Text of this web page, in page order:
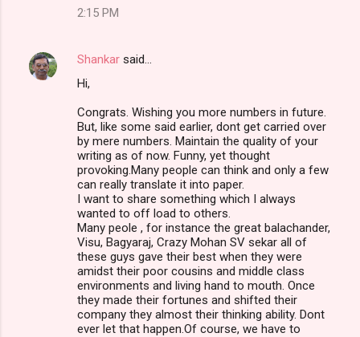
2:15 PM
Shankar said…
Hi,
Congrats. Wishing you more numbers in future.
But, like some said earlier, dont get carried over
by mere numbers. Maintain the quality of your
writing as of now. Funny, yet thought
provoking.Many people can think and only a few
can really translate it into paper.
I want to share something which I always
wanted to off load to others.
Many peole , for instance the great balachander,
Visu, Bagyaraj, Crazy Mohan SV sekar all of
these guys gave their best when they were
amidst their poor cousins and middle class
environments and living hand to mouth. Once
they made their fortunes and shifted their
company they almost their thinking ability. Dont
ever let that happen.Of course, we have to